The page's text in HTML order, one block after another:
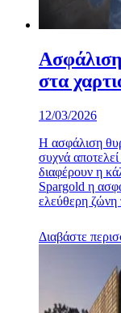
στα
12/03/2026
Η ασφάλιση
συχνά
διαφέρουν η
Spargold η
ελεύθερη ζώνη
Διαβάστε